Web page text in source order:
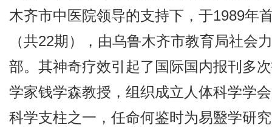
木齐市中医院领导的支持下，于1989年
（共22期），由乌鲁木齐市教育局社会
部。其神奇疗效引起了国际国内报刊多
学家钱学森教授，组织成立人体科学学
科学支柱之一，任命何鉴时为易毉学研